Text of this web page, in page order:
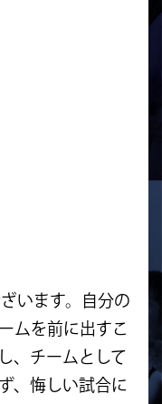
います。自分の
ムを前に出すこ
、チームとして
、悔しい試合に